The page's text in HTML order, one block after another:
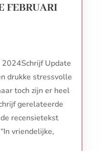
FEBRUARI
Update
drukke stressvolle
toch zijn er heel
gerelateerde
recensietekst
vriendelijke,